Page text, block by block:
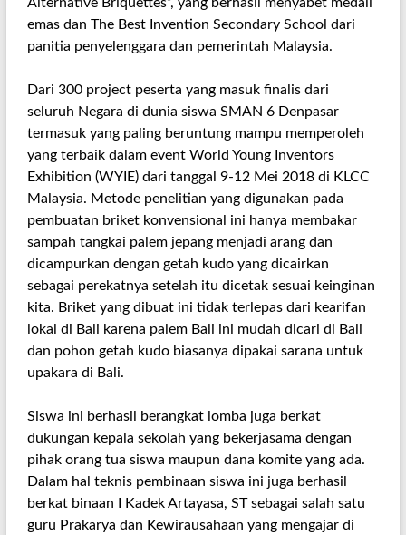
emas dan The Best Invention Secondary School dari
panitia penyelenggara dan pemerintah Malaysia.
Dari 300 project peserta yang masuk finalis dari
seluruh Negara di dunia siswa SMAN 6 Denpasar
termasuk yang paling beruntung mampu memperoleh
yang terbaik dalam event World Young Inventors
Exhibition (WYIE) dari tanggal 9-12 Mei 2018 di KLCC
Malaysia. Metode penelitian yang digunakan pada
pembuatan briket konvensional ini hanya membakar
sampah tangkai palem jepang menjadi arang dan
dicampurkan dengan getah kudo yang dicairkan
sebagai perekatnya setelah itu dicetak sesuai keinginan
kita. Briket yang dibuat ini tidak terlepas dari kearifan
lokal di Bali karena palem Bali ini mudah dicari di Bali
dan pohon getah kudo biasanya dipakai sarana untuk
upakara di Bali.
Siswa ini berhasil berangkat lomba juga berkat
dukungan kepala sekolah yang bekerjasama dengan
pihak orang tua siswa maupun dana komite yang ada.
Dalam hal teknis pembinaan siswa ini juga berhasil
berkat binaan I Kadek Artayasa, ST sebagai salah satu
guru Prakarya dan Kewirausahaan yang mengajar di